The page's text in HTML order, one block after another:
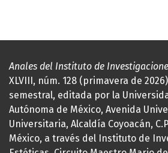
Anales del Instituto de
XLVIII, núm. 128 (primavera de
semestral, editada por la
Autónoma de México, Avenida
Universitaria, Alcaldía Coyoacán,
México, a través del Instituto de